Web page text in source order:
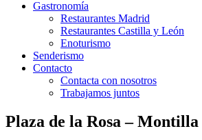
Gastronomía
Restaurantes Madrid
Restaurantes Castilla y León
Enoturismo
Senderismo
Contacto
Contacta con nosotros
Trabajamos juntos
Plaza de la Rosa – Montilla